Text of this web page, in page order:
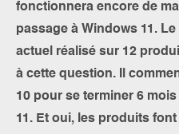
fonctionnera encore de
passage à Windows 11.
actuel réalisé sur 12
à cette question. Il
10 pour se terminer 6
11. Et oui, les produits